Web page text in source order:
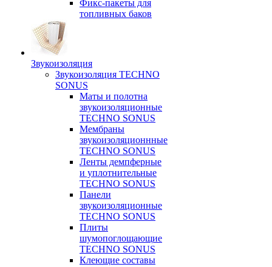
Фикс-пакеты для
топливных баков
Звукоизоляция
Звукоизоляция TECHNO
SONUS
Маты и полотна
звукоизоляционные
TECHNO SONUS
Мембраны
звукоизоляционнные
TECHNO SONUS
Ленты демпферные
и уплотнительные
TECHNO SONUS
Панели
звукоизоляционные
TECHNO SONUS
Плиты
шумопоглощающие
TECHNO SONUS
Клеющие составы